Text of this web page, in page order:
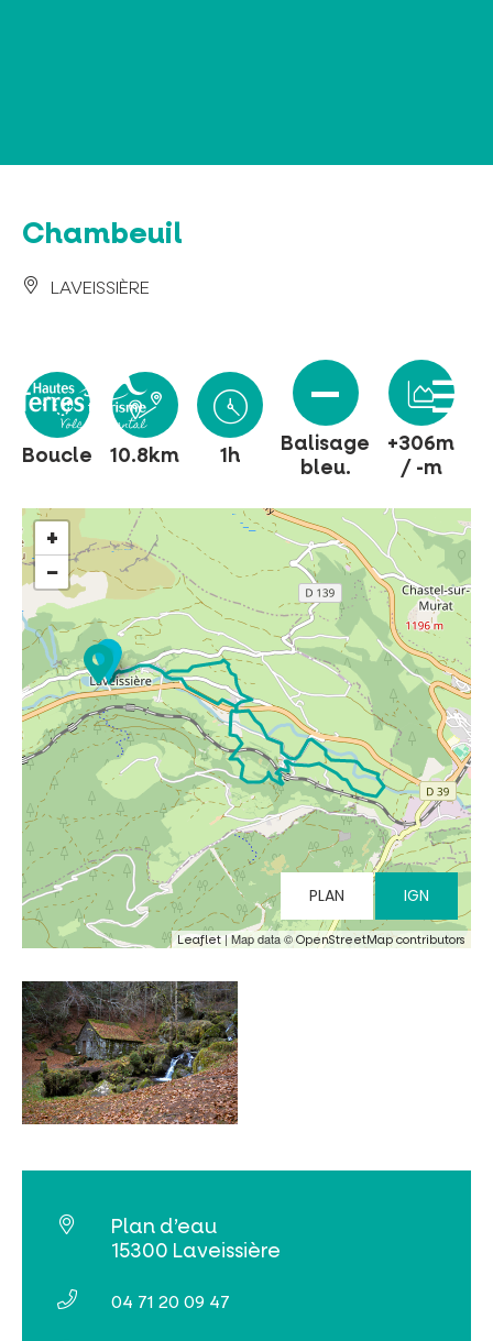
Billetterie en ligne
Rechercher
INCONTOURNABLES
PLEINE NATURE
VISITES ET SAVOIR-FAIRE
AGENDA
Chambeuil
LAVEISSIÈRE
Boucle 10.8km 1h
Balisage
bleu.
+306m
/ -m
+
−
PLAN IGN
Leaflet | Map data © OpenStreetMap contributors
Plan d’eau
15300 Laveissière
04 71 20 09 47